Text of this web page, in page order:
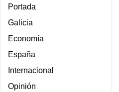
Portada
Galicia
Economía
España
Internacional
Opinión